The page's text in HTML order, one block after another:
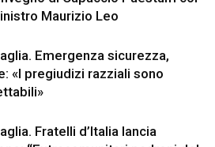
Maurizio Leo
Emergenza sicurezza,
«I pregiudizi razziali sono
Fratelli d’Italia lancia